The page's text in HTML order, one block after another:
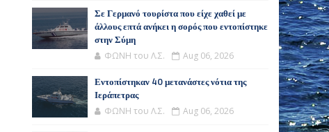
Σε Γερμανό τουρίστα που είχε χαθεί με
άλλους επτά ανήκει η σορός που εντοπίστηκε
στην Σύμη
ΦΩΝΗ του Λ.Σ. Aug 06, 2026
Εντοπίστηκαν 40 μετανάστες νότια της
Ιεράπετρας
ΦΩΝΗ του Λ.Σ. Aug 06, 2026